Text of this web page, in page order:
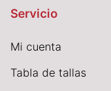
Servicio
Mi cuenta
Tabla de tallas